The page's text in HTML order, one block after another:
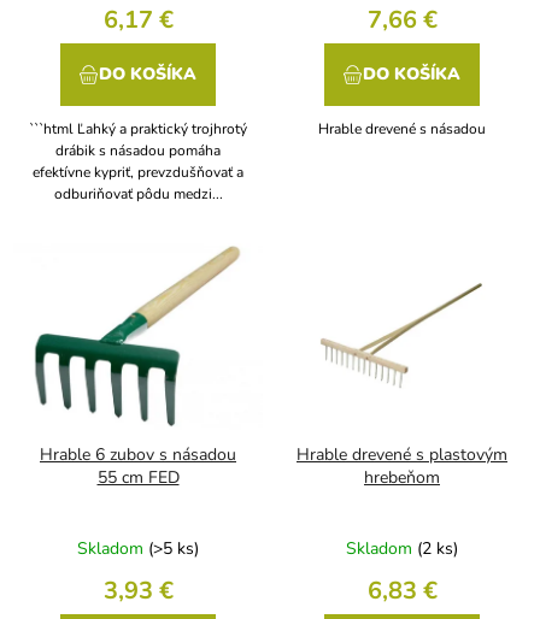
6,17 €
DO KOŠÍKA
```html Ľahký a praktický trojhrotý
drábik s násadou pomáha
efektívne kypriť, prevzdušňovať a
odburiňovať pôdu medzi...
7,66 €
DO KOŠÍKA
Hrable drevené s násadou
Hrable 6 zubov s násadou
55 cm FED
Skladom (>5 ks)
3,93 €
Hrable drevené s plastovým
hrebeňom
Skladom (2 ks)
6,83 €